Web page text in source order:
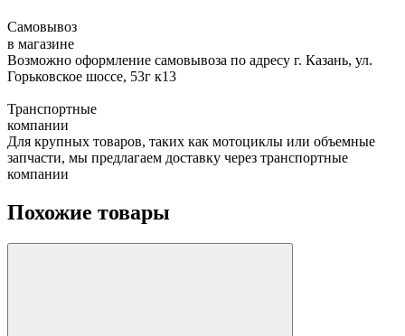
Самовывоз
в магазине
Возможно оформление самовывоза по адресу г. Казань, ул.
Горьковское шоссе, 53г к13
Транспортные
компании
Для крупных товаров, таких как мотоциклы или объемные
запчасти, мы предлагаем доставку через транспортные
компании
Похожие товары